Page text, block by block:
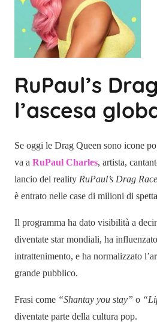
RuPaul’s
l’ascesa
Se oggi le Drag Queen sono icone
va a RuPaul Charles, artista,
lancio del reality RuPaul’s Drag Race
è entrato nelle case di milioni di
Il programma ha dato visibilità a
diventate star mondiali, ha
intrattenimento, e ha normalizzato
grande pubblico.
Frasi come “Shantay you stay” o
diventate parte della cultura pop.